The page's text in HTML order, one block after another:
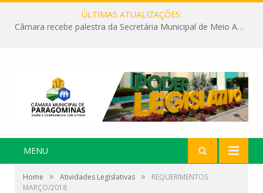
ÚLTIMAS ATUALIZAÇÕES:
Câmara recebe palestra da Secretária Municipal de Meio Ambiente sobre as ações da “SEMANA DO MEIO AMBIENTE”
MENU
Home » Atividades Legislativas »
REQUERIMENTOS
MARÇO/2018